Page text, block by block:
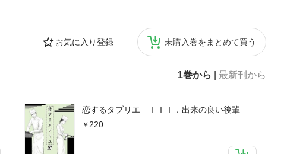
お気に入り登録 未購入巻をまとめて買う
1巻から 最新刊から
恋するタブリエ ＩＩＩ．出来の良い後輩
220